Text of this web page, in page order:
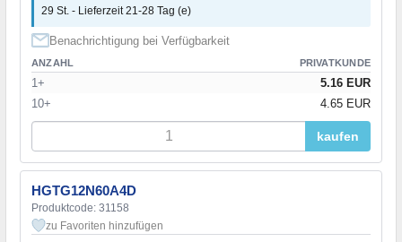
29 St. - Lieferzeit 21-28 Tag (e)
Benachrichtigung bei Verfügbarkeit
ANZAHL PRIVATKUNDE
1+
5.16 EUR
10+
4.65 EUR
kaufen
HGTG12N60A4D
Produktcode: 31158
zu Favoriten hinzufügen